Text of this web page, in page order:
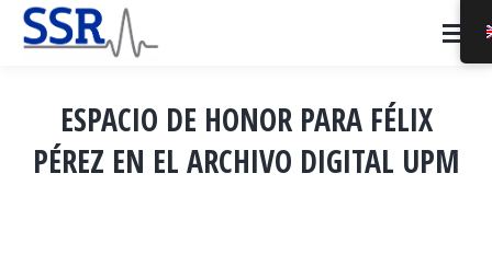
ESPACIO DE HONOR PARA FÉLIX
PÉREZ EN EL ARCHIVO DIGITAL UPM